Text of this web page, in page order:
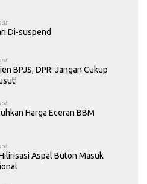
Di-suspend
BPJS, DPR: Jangan Cukup
Harga Eceran BBM
Aspal Buton Masuk